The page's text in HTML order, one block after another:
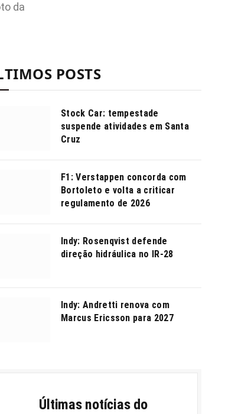
da
POSTS
Stock Car: tempestade
suspende atividades em Santa
Cruz
F1: Verstappen concorda com
Bortoleto e volta a criticar
regulamento de 2026
Indy: Rosenqvist defende
direção hidráulica no IR-28
Indy: Andretti renova com
Marcus Ericsson para 2027
Últimas notícias do